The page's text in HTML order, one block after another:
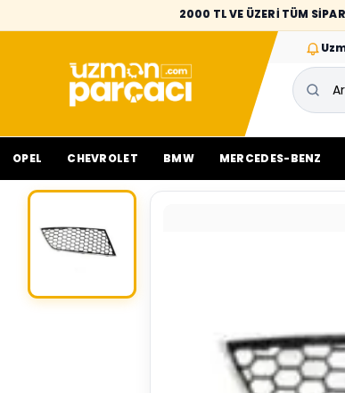
2000 TL VE ÜZERİ TÜM
OPEL CHEVROLET BMW MERCEDES-BENZ